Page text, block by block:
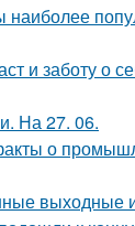
наиболее
и заботу о
На 27. 06.
о
выходные